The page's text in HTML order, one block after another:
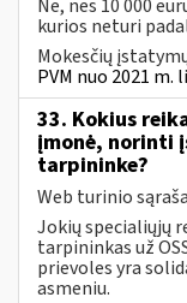
Ne, nes 10 000
kurios neturi
Mokesčių
PVM nuo 2021 m.
33. Kokius
įmonė, norinti
tarpininke?
Web turinio
Jokių specialiųjų
tarpininkas už
prievoles yra
asmeniu.